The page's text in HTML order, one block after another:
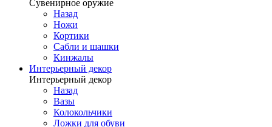
Сувенирное оружие
Назад
Ножи
Кортики
Сабли и шашки
Кинжалы
Интерьерный декор
Интерьерный декор
Назад
Вазы
Колокольчики
Ложки для обуви